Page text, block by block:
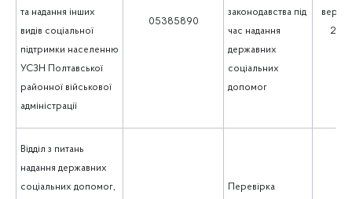
та надання інших
видів соціальної
підтримки населенню
УСЗН Полтавської
районної військової
адміністрації
05385890
законодавства під
час надання
державних
соціальних
допомог
Відділ з питань
надання державних
соціальних допомог,
Перевірка